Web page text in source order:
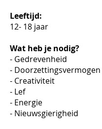
Leeftijd:
12- 18 jaar
Wat heb je nodig?
- Gedrevenheid
- Doorzettingsvermogen
- Creativiteit
- Lef
- Energie
- Nieuwsgierigheid